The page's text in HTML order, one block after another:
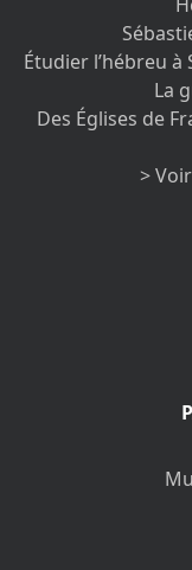
Étudier l’hébreu
La
Des Églises de
>